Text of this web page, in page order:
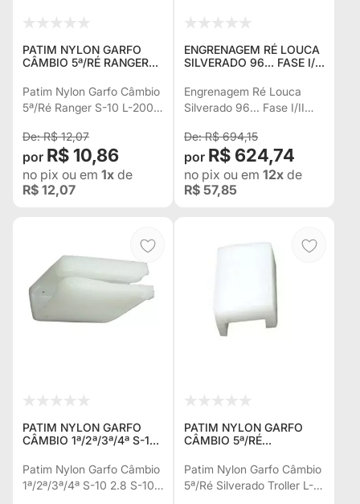
PATIM NYLON GARFO
CÂMBIO 5ª/RÉ RANGER
FRONTIER TROLLER
3363403
Patim Nylon Garfo Câmbio
5ª/Ré Ranger S-10 L-200R
3363403
R$ 12,07
R$ 10,86
no pix ou em 1x de
R$ 12,07
ENGRENAGEM RÉ LOUCA
SILVERADO 96... FASE I/II
2003... 30 DENTES
3342393
Engrenagem Ré Louca
Silverado 96... Fase I/II
2003... 30 Dentes
3342393
R$ 694,15
R$ 624,74
no pix ou em 12x de
R$ 57,85
PATIM NYLON GARFO
CÂMBIO 1ª/2ª/3ª/4ª S-10
SILVERADO RANGER
FRONTIER L-200R
3348042
Patim Nylon Garfo Câmbio
1ª/2ª/3ª/4ª S-10 2.8 S-10
PATIM NYLON GARFO
CÂMBIO 5ª/RÉ
200R 3342345
Patim Nylon Garfo Câmbio
5ª/Ré Silverado Troller L-